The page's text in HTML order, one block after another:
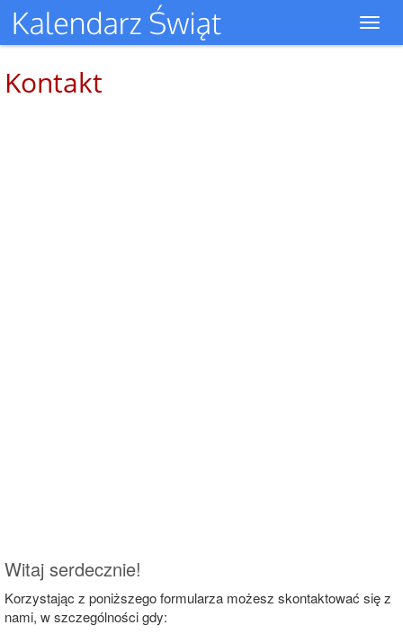
Kontakt
Witaj serdecznie!
Korzystając z poniższego formularza możesz skontaktować się z
nami, w szczególności gdy: